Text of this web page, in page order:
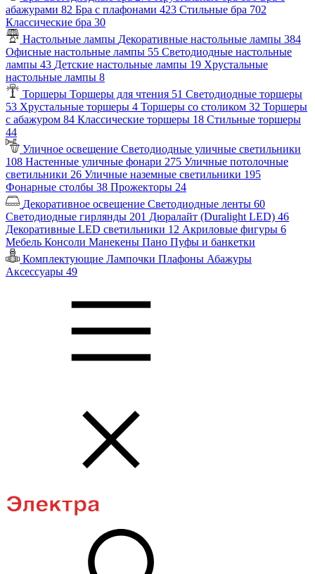
абажурами 82 Бра с плафонами 423 Стильные бра 702
Классические бра 30
Настольные лампы Декоративные настольные лампы 384
Офисные настольные лампы 55 Светодиодные настольные
лампы 43 Детские настольные лампы 19 Хрустальные
настольные лампы 8
Торшеры Торшеры для чтения 51 Светодиодные торшеры
53 Хрустальные торшеры 4 Торшеры со столиком 32 Торшеры
с абажуром 84 Классические торшеры 18 Стильные торшеры
44
Уличное освещение Светодиодные уличные светильники
108 Настенные уличные фонари 275 Уличные потолочные
светильники 26 Уличные наземные светильники 195
Фонарные столбы 38 Прожекторы 24
Декоративное освещение Светодиодные ленты 60
Светодиодные гирлянды 201 Дюралайт (Duralight LED) 46
Декоративные LED светильники 12 Акриловые фигуры 6
Мебель Консоли Манекены Пано Пуфы и банкетки
Комплектующие Лампочки Плафоны Абажуры
Аксессуары 49